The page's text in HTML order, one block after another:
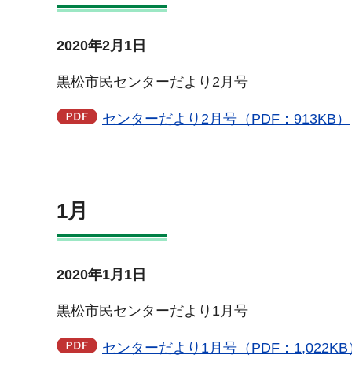
2020年2月1日
黒松市民センターだより2月号
センターだより2月号（PDF：913KB）
1月
2020年1月1日
黒松市民センターだより1月号
センターだより1月号（PDF：1,022KB